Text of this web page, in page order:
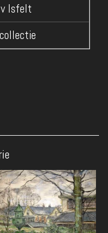
v Isfelt